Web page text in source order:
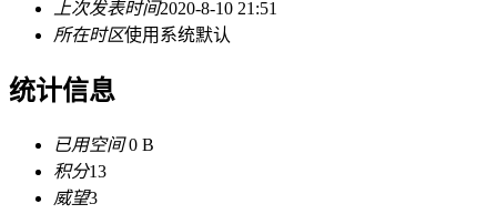
上次发表时间2020-8-10 21:51
所在时区使用系统默认
统计信息
已用空间0 B
积分13
威望3